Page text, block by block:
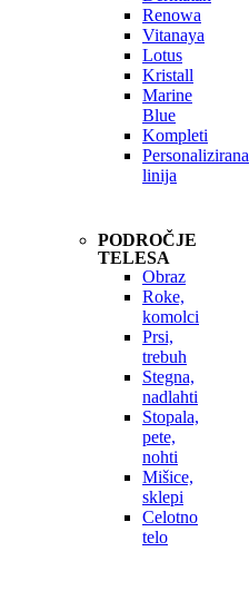
Renowa
Vitanaya
Lotus
Kristall
Marine
Blue
Kompleti
Personalizirana
linija
PODROČJE
TELESA
Obraz
Roke,
komolci
Prsi,
trebuh
Stegna,
nadlahti
Stopala,
pete,
nohti
Mišice,
sklepi
Celotno
telo